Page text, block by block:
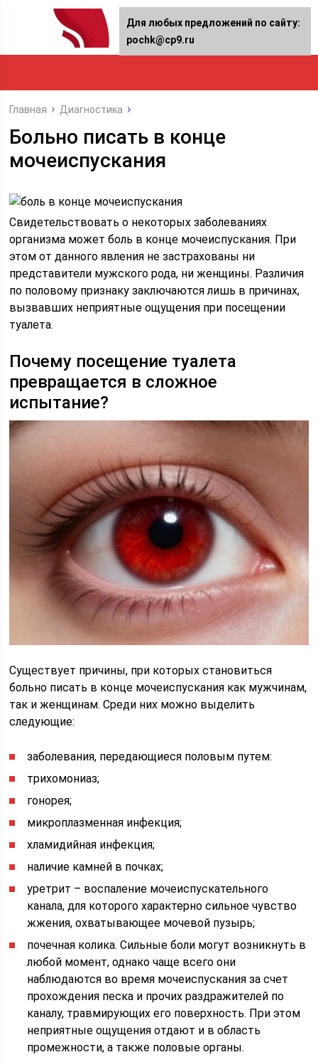
Главная Диагностика
Больно писать в конце
мочеиспускания
Свидетельствовать о некоторых заболеваниях
организма может боль в конце мочеиспускания. При
этом от данного явления не застрахованы ни
представители мужского рода, ни женщины. Различия
по половому признаку заключаются лишь в причинах,
вызвавших неприятные ощущения при посещении
туалета.
Почему посещение туалета
превращается в сложное
испытание?
Существует причины, при которых становиться
больно писать в конце мочеиспускания как мужчинам,
так и женщинам. Среди них можно выделить
следующие:
заболевания, передающиеся половым путем:
трихомониаз;
гонорея;
микроплазменная инфекция;
хламидийная инфекция;
наличие камней в почках;
уретрит – воспаление мочеиспускательного
канала, для которого характерно сильное чувство
жжения, охватывающее мочевой пузырь;
почечная колика. Сильные боли могут возникнуть в
любой момент, однако чаще всего они
наблюдаются во время мочеиспускания за счет
прохождения песка и прочих раздражителей по
каналу, травмирующих его поверхность. При этом
неприятные ощущения отдают и в область
промежности, а также половые органы.
Для любых предложений по сайту:
pochk@cp9.ru